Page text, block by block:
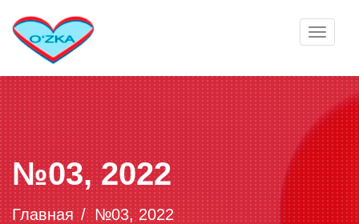
Toggle
№03, 2022
Главная №03, 2022